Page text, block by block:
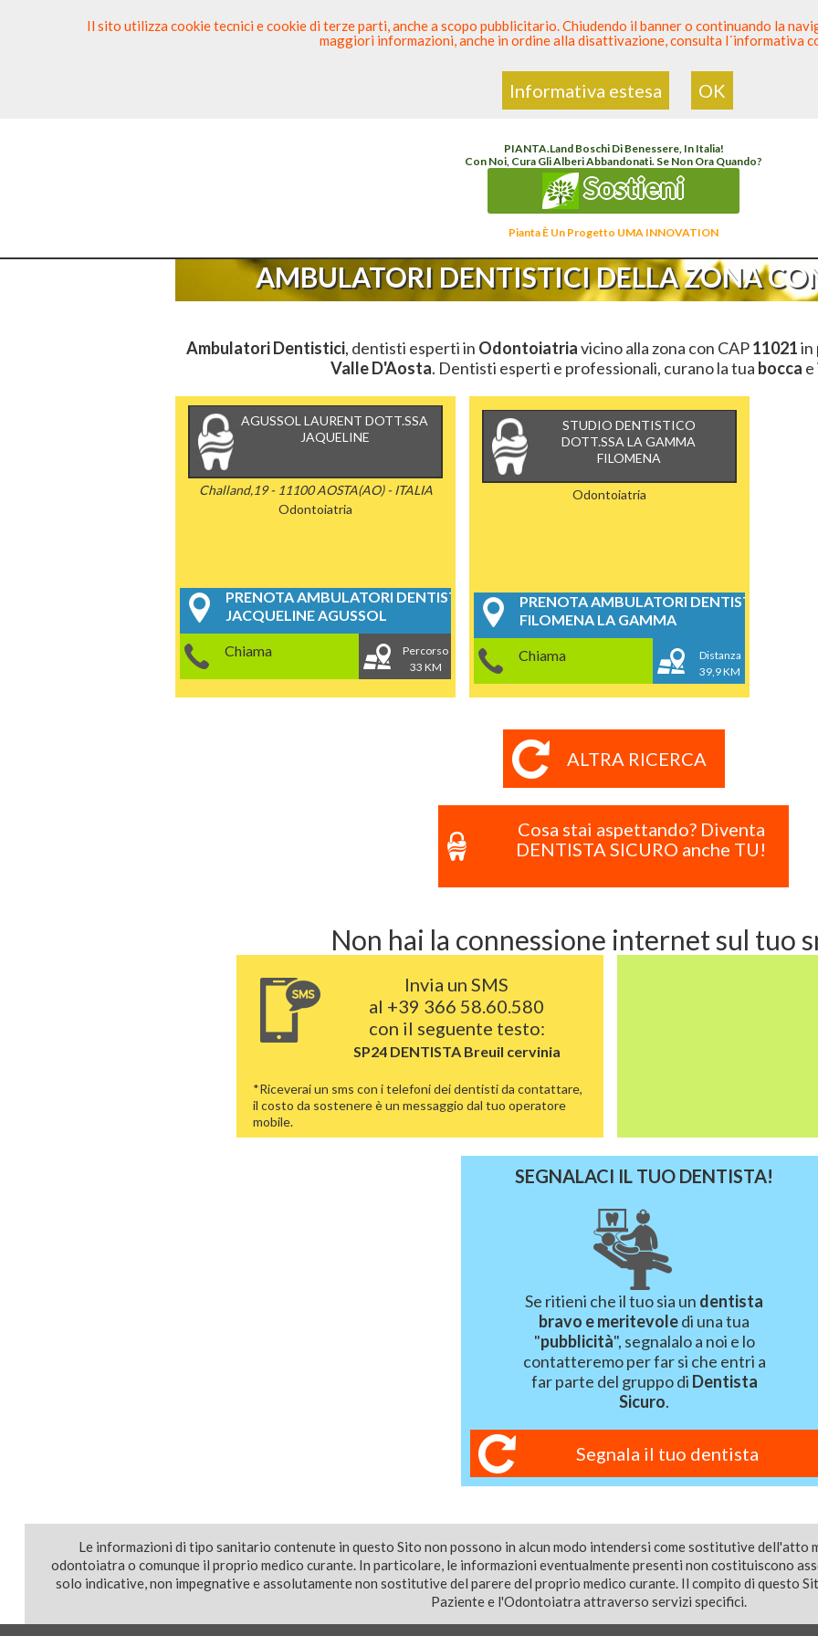
Elenco Dentista Sicuro>Odontoiatria>Ambulatori Dentistici>Valle D'Aosta
PIANTA.LandBoschi Di Benessere, In Italia!
Con Noi, Cura Gli Alberi Abbandonati. Se Non Ora Quando?
Sostieni
Pianta È Un Progetto UMA INNOVATION
AMBULATORI DENTISTICI DELLA ZONA
Ambulatori Dentistici, dentisti esperti in Odontoiatriavicino alla zona con CAP11021in
Valle D'Aosta. Dentisti esperti e professionali, curano la tua bocca e
AGUSSOL LAURENT DOTT.SSA
JAQUELINE
Challand,19 - 11100 AOSTA(AO) - ITALIA
Odontoiatria
PRENOTA AMBULATORI DENTISTICI
JACQUELINE AGUSSOL
Chiama
Percorso
33 KM
STUDIO DENTISTICO
DOTT.SSA LA GAMMA
FILOMENA
Odontoiatria
PRENOTA AMBULATORI DENTISTICI
FILOMENA LA GAMMA
Chiama
Distanza
39,9 KM
ALTRA RICERCA
Cosa stai aspettando? Diventa
DENTISTA SICURO anche TU!
Non hai la connessione internet sul tuo
Invia un SMS
al +39 366 58.60.580
con il seguente testo:
SP24 DENTISTA Breuil cervinia
*Riceverai un sms con i telefoni dei dentisti da contattare,
il costo da sostenere è un messaggio dal tuo operatore
mobile.
SEGNALACI IL TUO DENTISTA!
Se ritieni che il tuo sia un dentista
bravo e meritevoledi una tua
"pubblicità", segnalalo a noi e lo
contatteremo per far si che entri a
far parte del gruppo di Dentista
Sicuro.
Segnala il tuo dentista
Le informazioni di tipo sanitario contenute in questo Sito non possono in alcun modo intendersi come sostitutive dell'atto
odontoiatra o comunque il proprio medico curante. In particolare, le informazioni eventualmente presenti non costituiscono
solo indicative, non impegnative e assolutamente non sostitutive del parere del proprio medico curante. Il compito di questo
Paziente e l'Odontoiatra attraverso servizi specifici.
Il sito utilizza cookie tecnici e cookie di terze parti, anche a scopo pubblicitario. Chiudendo il banner o continuando la
maggiori informazioni, anche in ordine alla disattivazione, consulta l´informativa
Informativa estesa OK